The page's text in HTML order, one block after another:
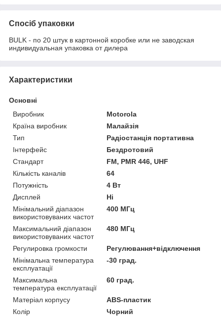
Спосіб упаковки
BULK - по 20 штук в картонной коробке или не заводская
индивидуальная упаковка от дилера
Характеристики
Основні
Виробник
Motorola
Країна виробник
Малайзія
Тип
Радіостанція портативна
Інтерфейс
Бездротовий
Стандарт
FM, PMR 446, UHF
Кількість каналів
64
Потужність
4 Вт
Дисплей
Ні
Мінімальний діапазон
використовуваних частот
400 МГц
Максимальний діапазон
використовуваних частот
480 МГц
Регулировка громкости
Регулювання+відключення
Мінімальна температура
експлуатації
-30 град.
Максимальна
температура експлуатації
60 град.
Матеріал корпусу
ABS-пластик
Колір
Чорний